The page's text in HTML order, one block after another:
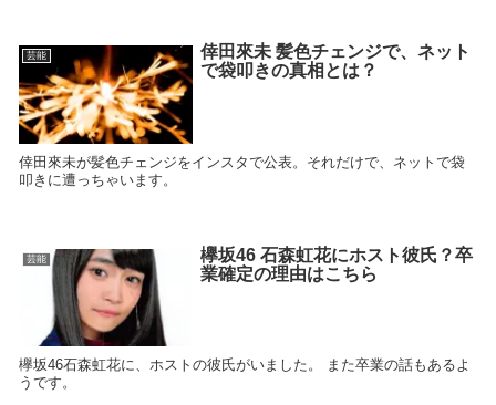
芸能
倖田來未 髪色チェンジで、ネット
で袋叩きの真相とは？
倖田來未が髪色チェンジをインスタで公表。それだけで、ネットで袋
叩きに遭っちゃいます。
芸能
欅坂46 石森虹花にホスト彼氏？卒
業確定の理由はこちら
欅坂46石森虹花に、ホストの彼氏がいました。 また卒業の話もあるよ
うです。